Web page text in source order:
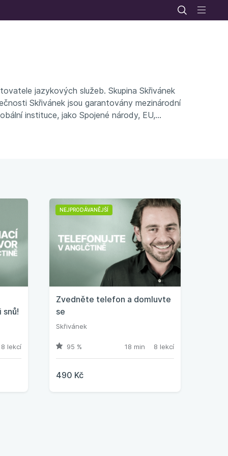
jazykových služeb. Skupina Skřivánek
Skřivánek jsou garantovány mezinárodní
instituce, jako Spojené národy, EU,
snů!
8 lekcí
NEJPRODÁVANĚJŠÍ
Zvedněte telefon a domluvte
se
Skřivánek
95 % 18 min 8 lekcí
490 Kč